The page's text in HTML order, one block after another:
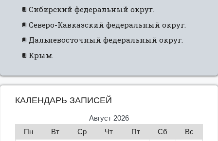
Сибирский федеральный округ.
Северо-Кавказский федеральный округ.
Дальневосточный федеральный округ.
Крым.
КАЛЕНДАРЬ ЗАПИСЕЙ
Август 2026
Пн
Вт Ср Чт Пт Сб Вс